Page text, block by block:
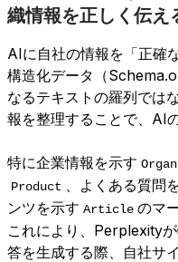
織情報を正しく伝え
AIに自社の情報を「正確
構造化データ（
なるテキストの羅列では
報を整理することで、AI
特に企業情報を示す
Product 、よくある質問
ンツを示す Article のマ
これにより、Perplexity
答を生成する際、自社サ